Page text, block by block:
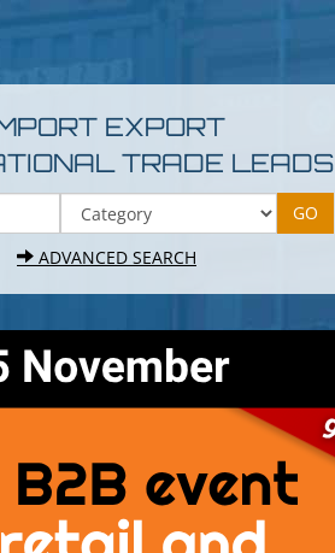
EXPORT
TRADE LEADS
ADVANCED SEARCH